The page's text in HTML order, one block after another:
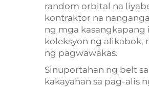
random orbital na
kontraktor na
ng mga
koleksyon ng alikabok,
ng pagwawakas.
Sinuportahan ng belt
kakayahan sa pag-alis